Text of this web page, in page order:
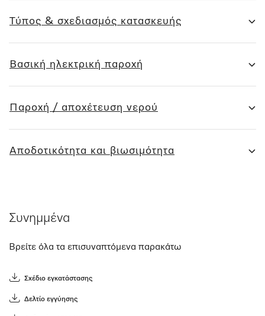
Τύπος & σχεδιασμός κατασκευής
Βασική ηλεκτρική παροχή
Παροχή / αποχέτευση νερού
Αποδοτικότητα και βιωσιμότητα
Συνημμένα
Βρείτε όλα τα επισυναπτόμενα παρακάτω
Σχέδιο εγκατάστασης
Δελτίο εγγύησης